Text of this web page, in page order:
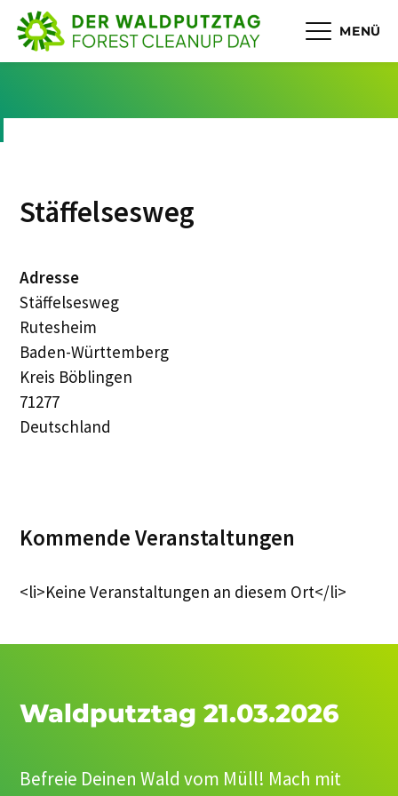
MENÜ
Stäffelsesweg
Adresse
Stäffelsesweg
Rutesheim
Baden-Württemberg
Kreis Böblingen
71277
Deutschland
Kommende Veranstaltungen
<li>Keine Veranstaltungen an diesem Ort</li>
Waldputztag 21.03.2026
Befreie Deinen Wald vom Müll! Mach mit